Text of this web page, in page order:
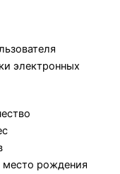
электронных
место рождения